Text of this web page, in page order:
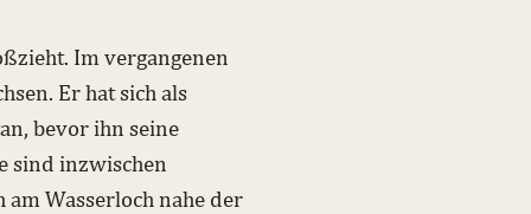
Im vergangenen
Er hat sich als
bevor ihn seine
sind inzwischen
am Wasserloch nahe der